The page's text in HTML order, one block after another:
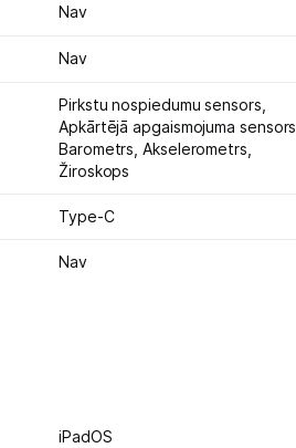
Nav
Nav
Pirkstu nospiedumu sensors,
Apkārtējā apgaismojuma sensors,
Barometrs,Akselerometrs,
Žiroskops
Type-C
Nav
iPadOS